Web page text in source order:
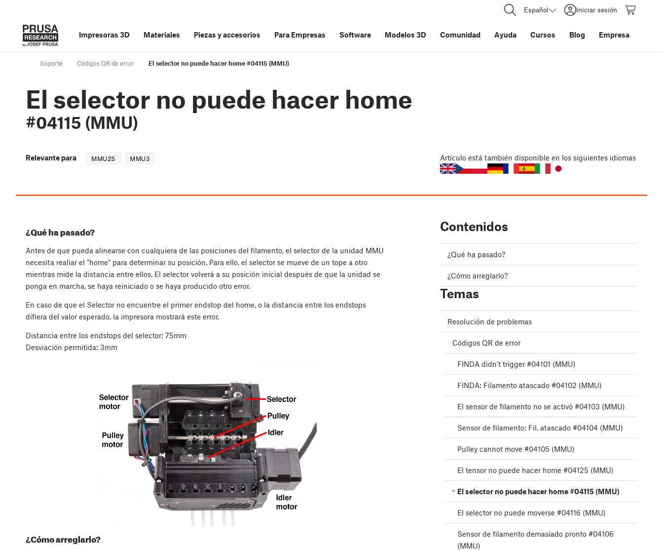
Español Iniciar sesión
Impresoras 3D Materiales Piezas y accesorios Para Empresas Software Modelos 3D Comunidad Ayuda Cursos Blog Empresa
Soporte Códigos QR de error El selector no puede hacer home #04115 (MMU)
El selector no puede hacer home
#04115 (MMU)
Relevante para MMU2S MMU3 Artículo está también disponible en los siguientes idiomas
¿Qué ha pasado?
Antes de que pueda alinearse con cualquiera de las posiciones del filamento, el selector de la unidad MMU
necesita realiar el "home" para determinar su posición. Para ello, el selector se mueve de un tope a otro
mientras mide la distancia entre ellos. El selector volverá a su posición inicial después de que la unidad se
ponga en marcha, se haya reiniciado o se haya producido otro error.
En caso de que el Selector no encuentre el primer endstop del home, o la distancia entre los endstops
difiera del valor esperado, la impresora mostrará este error.
Distancia entre los endstops del selector: 75mm
Desviación permitida: 3mm
¿Cómo arreglarlo?
Contenidos
¿Qué ha pasado?
¿Cómo arreglarlo?
Temas
Resolución de problemas
Códigos QR de error
FINDA didn't trigger #04101 (MMU)
FINDA: Filamento atascado #04102 (MMU)
El sensor de filamento no se activó #04103 (MMU)
Sensor de filamento: Fil. atascado #04104 (MMU)
Pulley cannot move #04105 (MMU)
El tensor no puede hacer home #04125 (MMU)
El selector no puede hacer home #04115 (MMU)
El selector no puede moverse #04116 (MMU)
Sensor de filamento demasiado pronto #04106
(MMU)